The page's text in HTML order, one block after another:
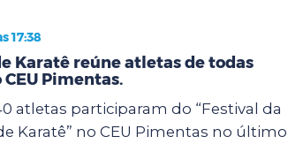
17:38
Karatê reúne atletas de todas
Pimentas.
atletas participaram do “Festival da
Karatê” no CEU Pimentas no último